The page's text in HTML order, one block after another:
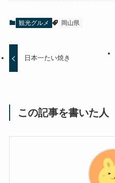
観光グルメ 岡山県
日本一たい焼き
この記事を書いた人